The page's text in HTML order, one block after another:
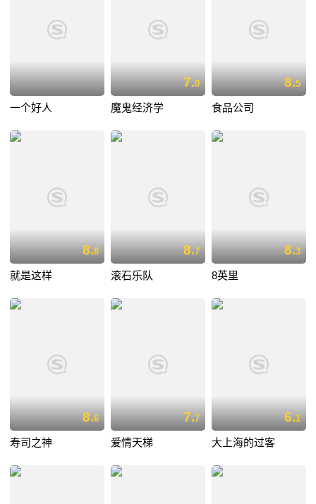
一个好人
7.0
魔鬼经济学
8.5
食品公司
8.8
就是这样
8.7
滚石乐队
8.3
8英里
8.6
寿司之神
7.7
爱情天梯
6.1
大上海的过客